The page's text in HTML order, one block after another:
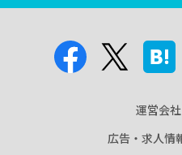
運営会
広告・求人情